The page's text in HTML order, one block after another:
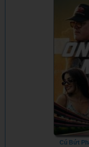
Cú Bứt